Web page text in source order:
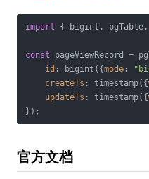
import { bigint, pgTable,
const pageViewRecord =
id : bigint({mode :
createTs : timestamp({
updateTs : timestamp({
官方文档